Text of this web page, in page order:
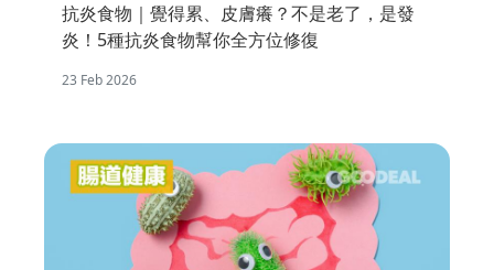
抗炎食物｜覺得累、皮膚癢？不是老了，是發
炎！5種抗炎食物幫你全方位修復
23 Feb 2026